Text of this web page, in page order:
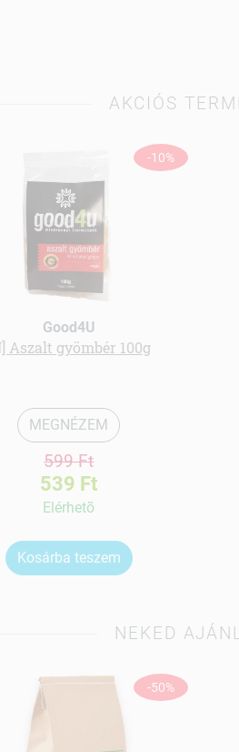
AKCIÓS
-10%
Good4U
Aszalt gyömbér 100g
MEGNÉZEM
599 Ft
539 Ft
Elérhetõ
Kosárba teszem
NEKED
-50%